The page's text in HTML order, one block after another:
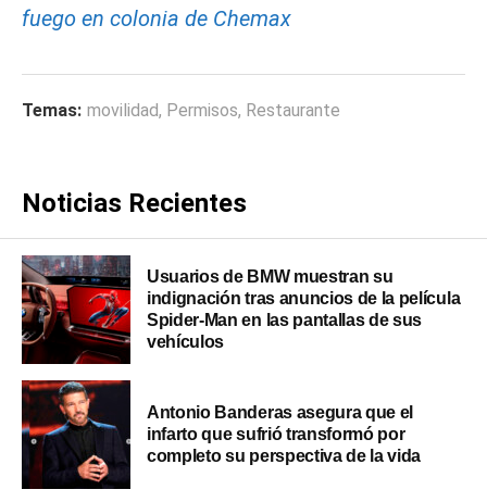
fuego en colonia de Chemax
Temas: movilidad, Permisos, Restaurante
Noticias Recientes
Usuarios de BMW muestran su
indignación tras anuncios de la película
Spider-Man en las pantallas de sus
vehículos
Antonio Banderas asegura que el
infarto que sufrió transformó por
completo su perspectiva de la vida